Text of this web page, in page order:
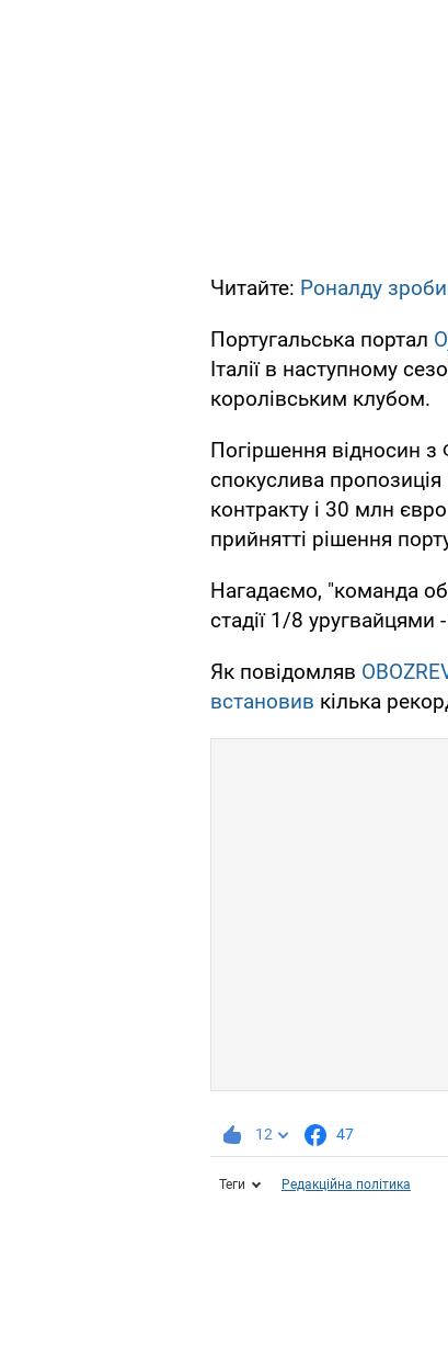
Читайте: Роналду
Португальська портал
Італії в наступному
королівським клубом.
Погіршення відносин
спокуслива пропозиція
контракту і 30 млн
прийнятті рішення
Нагадаємо, "команда
стадії 1/8 уругвайцями
Як повідомляв
встановив кілька
12 47
Теги Редакційна політика